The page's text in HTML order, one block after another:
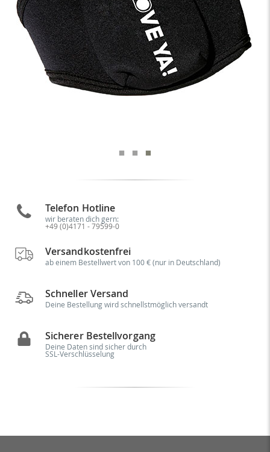
Telefon Hotline
wir beraten dich gern:
+49 (0)4171 - 79599-0
Versandkostenfrei
ab einem Bestellwert von 100 € (nur in Deutschland)
Schneller Versand
Deine Bestellung wird schnellstmöglich versandt
Sicherer Bestellvorgang
Deine Daten sind sicher durch
SSL-Verschlüsselung